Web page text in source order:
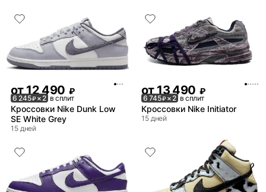
от12 490 ₽
6 245₽× 2 в сплит
Кроссовки Nike Dunk Low
SE White Grey
15 дней
от13 490 ₽
6 745₽× 2 в сплит
Кроссовки Nike Initiator
15 дней